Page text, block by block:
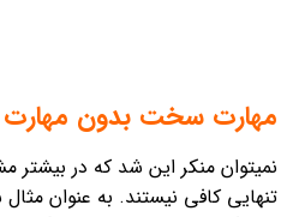
مهارت سخت بدون مهارت
نمیتوان منکر این شد که در بیشتر
تنهایی کافی نیستند. به عنوان